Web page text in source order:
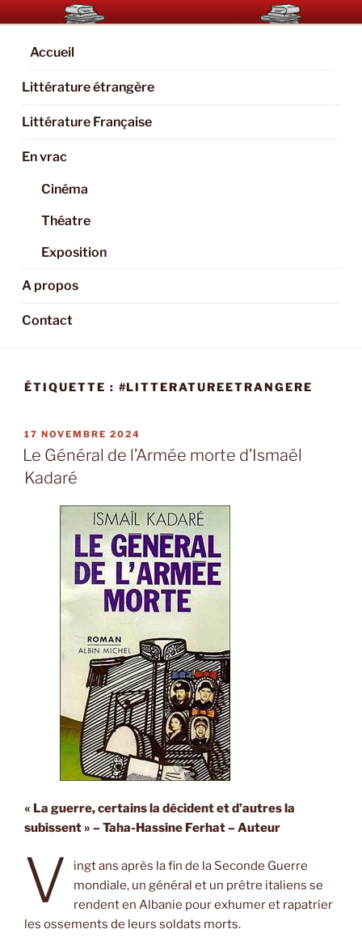
Aller
au
contenu
principal
BOOKAHOLIC.PARIS
Blog Littéraire et Culturel
Accueil
Littérature étrangère
Littérature Française
En vrac
Cinéma
Théatre
Exposition
A propos
Contact
ÉTIQUETTE : #LITTERATUREETRANGERE
PUBLIÉ
LE
17 NOVEMBRE 2024
Le Général de l’Armée morte d’Ismaël
Kadaré
« La guerre, certains la décident et d’autres la
subissent » – Taha-Hassine Ferhat – Auteur
V
ingt ans après la fin de la Seconde Guerre
mondiale, un général et un prêtre italiens se
rendent en Albanie pour exhumer et rapatrier
les ossements de leurs soldats morts.